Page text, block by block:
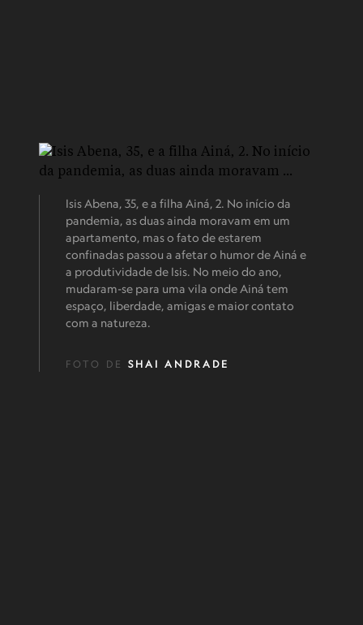
Isis Abena, 35, e a filha Ainá, 2. No início da
pandemia, as duas ainda moravam em um
apartamento, mas o fato de estarem
confinadas passou a afetar o humor de Ainá e
a produtividade de Isis. No meio do ano,
mudaram-se para uma vila onde Ainá tem
espaço, liberdade, amigas e maior contato
com a natureza.
FOTO DE SHAI ANDRADE